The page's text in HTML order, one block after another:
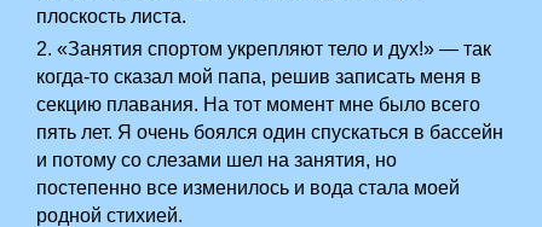
плоскость листа.
2. «Занятия спортом укрепляют тело и дух!» — так
когда-то сказал мой папа, решив записать меня в
секцию плавания. На тот момент мне было всего
пять лет. Я очень боялся один спускаться в бассейн
и потому со слезами шел на занятия, но
постепенно все изменилось и вода стала моей
родной стихией.